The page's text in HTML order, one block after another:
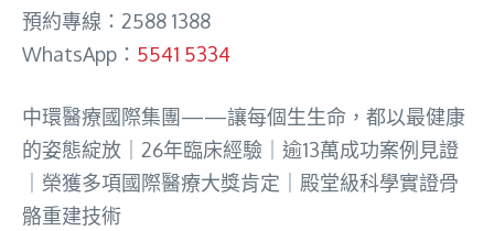
預約專線：2588 1388
WhatsApp： 5541 5334
中環醫療國際集團——讓每個生生命，都以最健康
的姿態綻放｜26年臨床經驗｜逾13萬成功案例見證
｜榮獲多項國際醫療大獎肯定｜殿堂級科學實證骨
骼重建技術